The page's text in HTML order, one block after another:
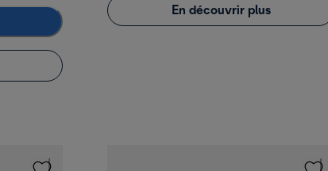
En découvrir plus